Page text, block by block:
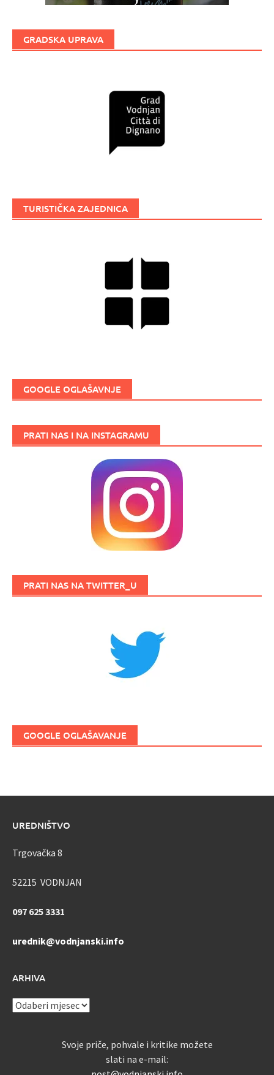
GRADSKA UPRAVA
TURISTIČKA ZAJEDNICA
GOOGLE OGLAŠAVNJE
PRATI NAS I NA INSTAGRAMU
PRATI NAS NA TWITTER_U
GOOGLE OGLAŠAVANJE
UREDNIŠTVO
Trgovačka 8
52215 VODNJAN
097 625 3331
urednik@vodnjanski.info
ARHIVA
ARHIVA
Svoje priče, pohvale i kritike možete
slati na e-mail: